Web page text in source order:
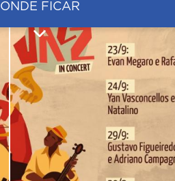
ONDE FICAR